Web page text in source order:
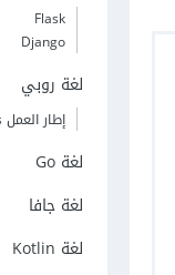
Flask
Django
لغة روبي
إطار العمل Ruby on Rails
لغة Go
لغة جافا
لغة Kotlin